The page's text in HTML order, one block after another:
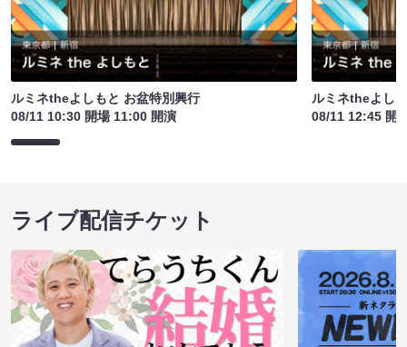
ルミネtheよしもと お盆特別興行
08/11 10:30 開場 11:00 開演
ルミネtheよし
08/11 12:45 開
ライブ配信チケット